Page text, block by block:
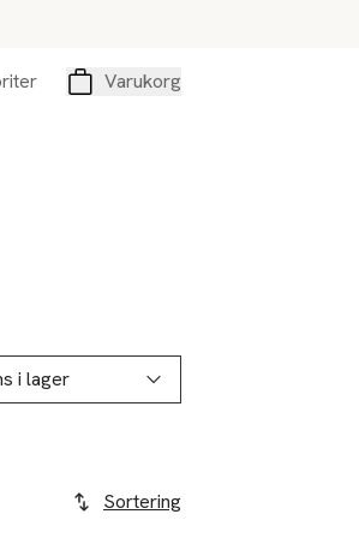
Varukorg
i lager
Sortering